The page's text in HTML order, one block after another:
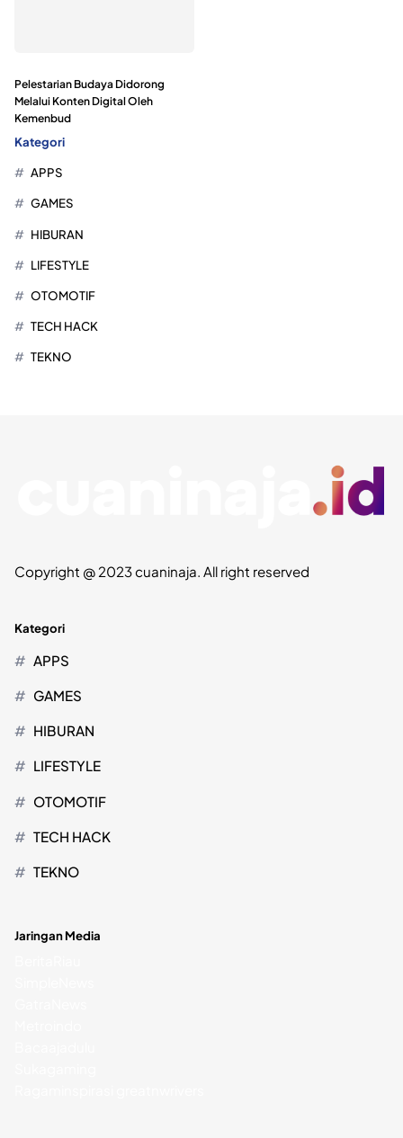
Pelestarian Budaya Didorong
Melalui Konten Digital Oleh
Kemenbud
Kategori
APPS
GAMES
HIBURAN
LIFESTYLE
OTOMOTIF
TECH HACK
TEKNO
Copyright @ 2023 cuaninaja. All right reserved
Kategori
APPS
GAMES
HIBURAN
LIFESTYLE
OTOMOTIF
TECH HACK
TEKNO
Jaringan Media